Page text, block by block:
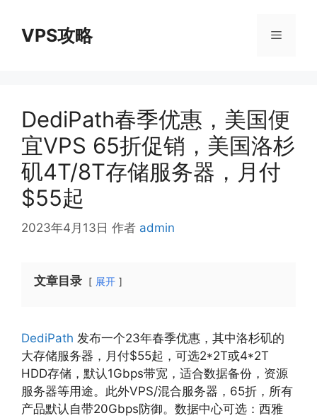
VPS攻略 菜
DediPath春季优惠，美国便
宜VPS 65折促销，美国洛杉
矶4T/8T存储服务器，月付
$55起
2023年4月13日 作者 admin
文章目录 展开
DediPath 发布一个23年春季优惠，其中洛杉矶的
大存储服务器，月付$55起，可选2*2T或4*2T
HDD存储，默认1Gbps带宽，适合数据备份，资源
服务器等用途。此外VPS/混合服务器，65折，所有
产品默认自带20Gbps防御。数据中心可选：西雅